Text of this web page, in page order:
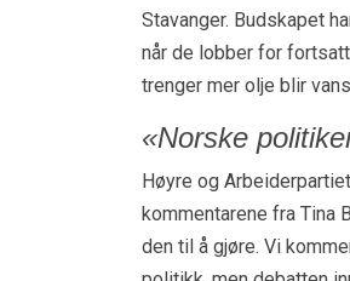
Stavanger. Budskapet
når de lobber for
trenger mer olje blir
«Norske
Høyre og
kommentarene fra Tina
den til å gjøre. Vi